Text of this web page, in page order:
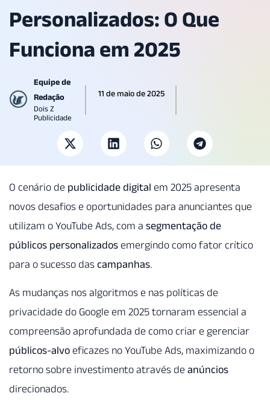
Personalizados: O Que
Funciona em 2025
Equipe de
Redação
Dois Z
Publicidade
11 de maio de 2025
O cenário de publicidade digital em 2025 apresenta
novos desafios e oportunidades para anunciantes que
utilizam o YouTube Ads, com a segmentação de
públicos personalizados emergindo como fator crítico
para o sucesso das campanhas.
As mudanças nos algoritmos e nas políticas de
privacidade do Google em 2025 tornaram essencial a
compreensão aprofundada de como criar e gerenciar
públicos-alvo eficazes no YouTube Ads, maximizando o
retorno sobre investimento através de anúncios
direcionados.